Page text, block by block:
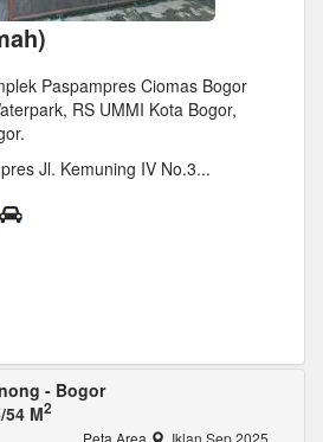
Paspampres Ciomas Bogor
RS UMMI Kota Bogor,
Jl. Kemuning IV No.3...
- Bogor
M2
Peta Area Iklan Sep 2025